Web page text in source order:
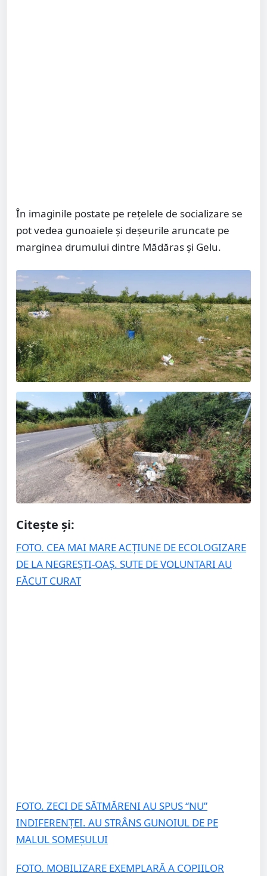
În imaginile postate pe rețelele de socializare se
pot vedea gunoaiele și deșeurile aruncate pe
marginea drumului dintre Mădăras și Gelu.
Citește și:
FOTO. CEA MAI MARE ACȚIUNE DE ECOLOGIZARE
DE LA NEGREȘTI-OAȘ. SUTE DE VOLUNTARI AU
FĂCUT CURAT
FOTO. ZECI DE SĂTMĂRENI AU SPUS “NU”
INDIFERENȚEI. AU STRÂNS GUNOIUL DE PE
MALUL SOMEȘULUI
FOTO. MOBILIZARE EXEMPLARĂ A COPIILOR